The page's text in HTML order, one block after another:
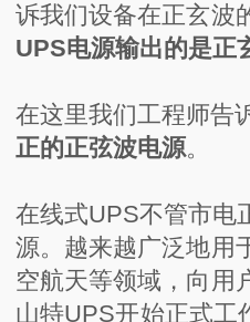
诉我们设备在正玄波
UPS电源输出的是正
在这里我们工程师告
正的正弦波电源。
在线式UPS不管市电
源。越来越广泛地用
空航天等领域，向用
山特UPS开始正式工